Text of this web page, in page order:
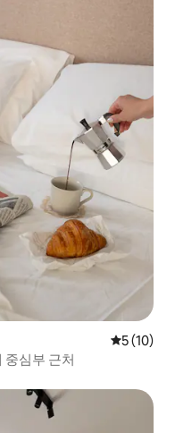
평점 5점
5 (10)
중심부 근처